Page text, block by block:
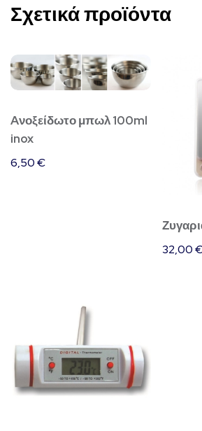
Σχετικά προϊόντα
Aνοξείδωτο μπωλ 100ml
inox
6,50€
32,00